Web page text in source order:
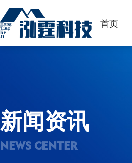
首页
新闻资讯
NEWS CENTER